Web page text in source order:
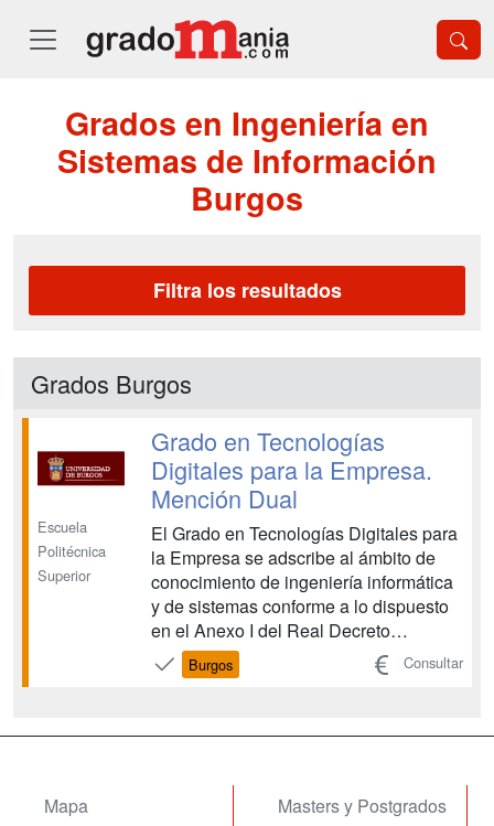
Grados en Ingeniería en
Sistemas de Información
Burgos
Filtra los resultados
Grados Burgos
Escuela
Politécnica
Superior
Grado en Tecnologías
Digitales para la Empresa.
Mención Dual
El Grado en Tecnologías Digitales para
la Empresa se adscribe al ámbito de
conocimiento de ingeniería informática
y de sistemas conforme a lo dispuesto
en el Anexo I del Real Decreto
822/2021. Además, acorde al artículo
22 de dicho Real Decreto, la titulación
Burgos Consultar
Mapa
Masters y Postgrados